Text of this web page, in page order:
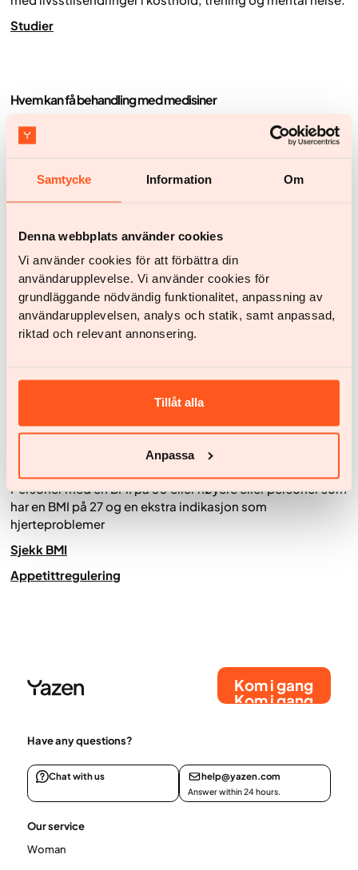
Samtycke Information Om
Denna webbplats använder cookies
Vi använder cookies för att förbättra din
användarupplevelse. Vi använder cookies för
grundläggande nödvändig funktionalitet, anpassning av
användarupplevelsen, analys och statik, samt anpassad,
riktad och relevant annonsering.
Tillåt alla
Anpassa
Studier
Hvem kan få behandling med medisiner
Det svenske legemiddelkontoret har godkjent semaglutid
for behandling av sykelig fedme for personer med en BMI
på 30 og over eller for de med en BMI på 27 inkludert andre
komplikasjoner som prediabetes, hypertensjon, etc.
Sjekk BMI
Det samme stoffet (semaglutid) som brukes til sykelig
fedme, brukes også til å behandle type 2 diabetes.
BMI-grenser er satt for medisinsk behandling av
overvektige og sykelig overvektige mennesker. Det er
BMI-grense for når en person med diabetes type 2 kan få
medisinsk behandling med semaglutid.
overvektige og får derfor behandling for begge
sykdommene.
Overvekt og fedme fører ofte til diabetes type 2. Derfor er
behandling av fedme før type 2 diabetes bryter ut en stor
Hvem kan få legeledd medisinsk behandling for sykelig fedme
Personer med en BMI på 30 eller høyere eller personer som
har en BMI på 27 og en ekstra indikasjon som
hjerteproblemer
Sjekk BMI
Appetittregulering
Kom i gang
Kom i gang
Have any questions?
Chat with us help@yazen.com
Answer within 24 hours.
Our service
Woman